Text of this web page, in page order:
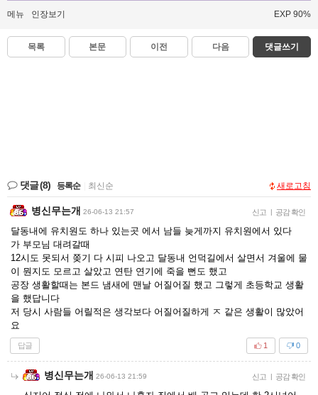
메뉴 인장보기 EXP 90%
목록 본문 이전 다음 댓글쓰기
댓글(8) 등록순 최신순 새로고침
병신무는개 26-06-13 21:57 신고 | 공감 확인
달동내에 유치원도 하나 있는곳 에서 남들 늦게까지 유치원에서 있다
가 부모님 대려갈때
12시도 못되서 쫒기 다 시피 나오고 달동내 언덕길에서 살면서 겨울에 물
이 뭔지도 모르고 살았고 연탄 연기에 죽을 뻔도 했고
공장 생활할때는 본드 냄새에 맨날 어질어질 했고 그렇게 초등학교 생활
을 했답니다
저 당시 사람들 어릴적은 생각보다 어질어질하게 ㅈ 같은 생활이 많았어
요
답글 0
1
병신무는개 26-06-13 21:59 신고 | 공감 확인